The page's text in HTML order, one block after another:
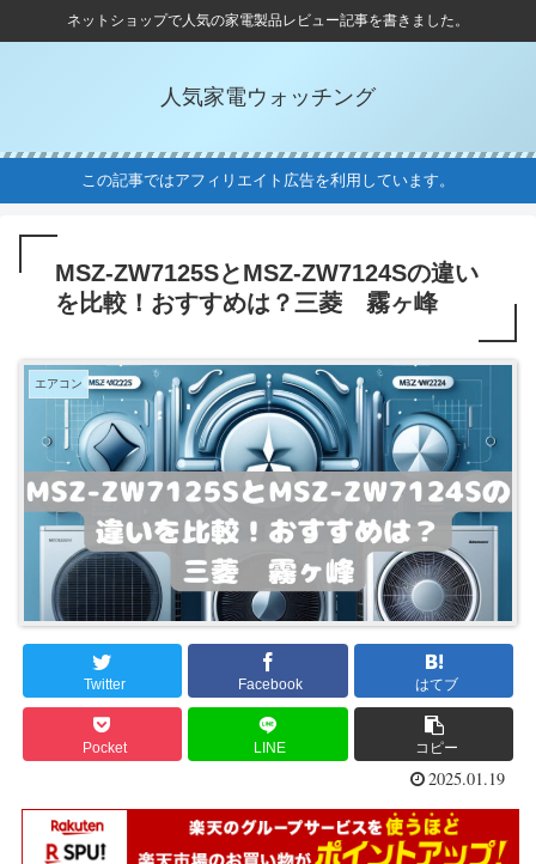
ネットショップで人気の家電製品レビュー記事を書きました。
人気家電ウォッチング
この記事ではアフィリエイト広告を利用しています。
MSZ-ZW7125SとMSZ-ZW7124Sの違い
を比較！おすすめは？三菱 霧ヶ峰
エアコン
Twitter Facebook はてブ
Pocket LINE コピー
2025.01.19